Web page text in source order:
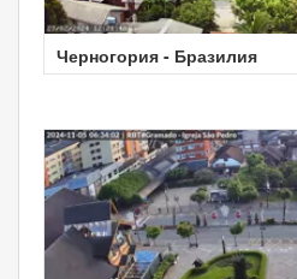
Черногория - Бразилия